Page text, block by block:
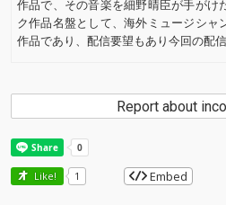
作品で、その音楽を細野晴臣が手がけ
ク作品名盤として、海外ミュージシャ
作品であり、配信要望もあり今回の配信
Report about
Like! 1 Embed